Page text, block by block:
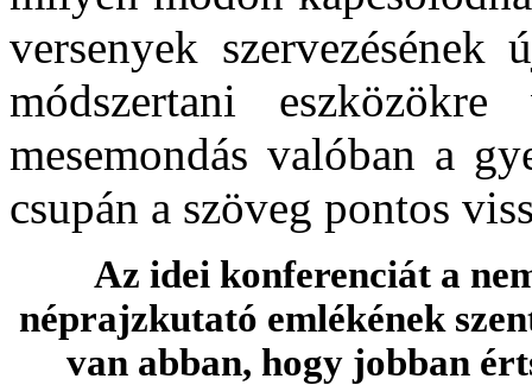
versenyek szervezésének
módszertani
mesemondás valóban a
csupán a szöveg pontos
Az idei konferenciát a
néprajzkutató emlékének
van abban, hogy jobban